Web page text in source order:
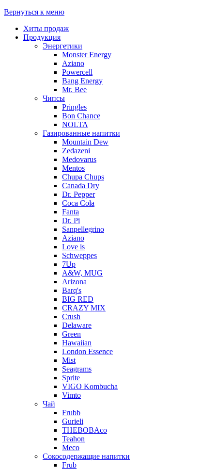
Вернуться к меню
Хиты продаж
Продукция
Энергетики
Monster Energy
Aziano
Powercell
Bang Energy
Mr. Bee
Чипсы
Pringles
Bon Chance
NOLTA
Газированные напитки
Mountain Dew
Zedazeni
Medovarus
Mentos
Chupa Chups
Canada Dry
Dr. Pepper
Coca Cola
Fanta
Dr. Pi
Sanpellegrino
Aziano
Love is
Schweppes
7Up
A&W, MUG
Arizona
Barq's
BIG RED
CRAZY MIX
Crush
Delaware
Green
Hawaiian
London Essence
Mist
Seagrams
Sprite
VIGO Kombucha
Vimto
Чай
Frubb
Gurieli
THEBOBAco
Teahon
Meco
Сокосодержащие напитки
Frub